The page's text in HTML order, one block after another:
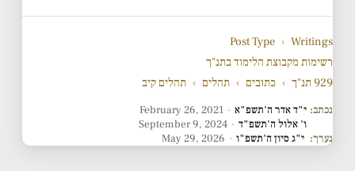
Post Type › Writings
רשימות מקבוצת הלימוד בתנ"ך
929 תנ"ך
› כתובים › תהלים › תהלים קיב
נכתב: י"ד אדר ה'תשפ"א ·
February 26, 2021
ו' אלול ה'תשפ"ד ·
September 9, 2024
נערך: י"ג סיון ה'תשפ"ו ·
May 29, 2026